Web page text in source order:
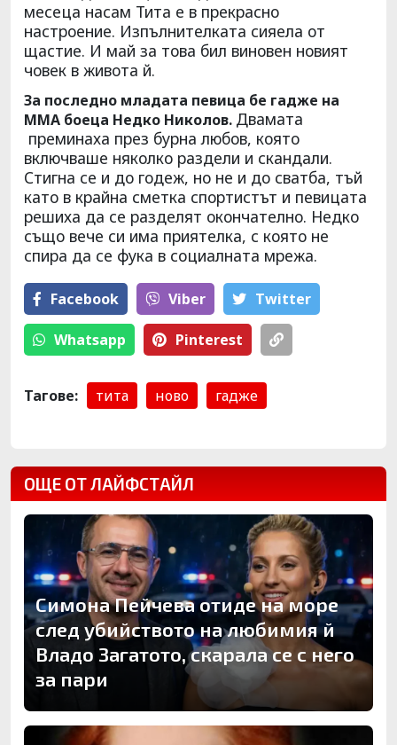
месеца насам Тита е в прекрасно
настроение. Изпълнителката сияела от
щастие. И май за това бил виновен новият
човек в живота й.
За последно младата певица бе гадже на
ММА боеца Недко Николов. Двамата
преминаха през бурна любов, която
включваше няколко раздели и скандали.
Стигна се и до годеж, но не и до сватба, тъй
като в крайна сметка спортистът и певицата
решиха да се разделят окончателно. Недко
също вече си има приятелка, с която не
спира да се фука в социалната мрежа.
Facebook Viber Тwitter
Whatsapp Pinterest
Тагове: тита ново гадже
ОЩЕ ОТ ЛАЙФСТАЙЛ
Симона Пейчева отиде на море
след убийството на любимия й
Владо Загатото, скарала се с него
за пари